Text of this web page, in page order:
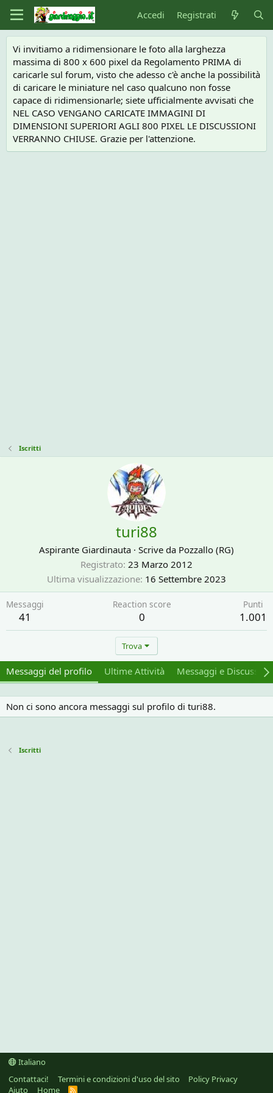
Accedi Registrati
Vi invitiamo a ridimensionare le foto alla larghezza
massima di 800 x 600 pixel da Regolamento PRIMA di
caricarle sul forum, visto che adesso c'è anche la possibilità
di caricare le miniature nel caso qualcuno non fosse
capace di ridimensionarle; siete ufficialmente avvisati che
NEL CASO VENGANO CARICATE IMMAGINI DI
DIMENSIONI SUPERIORI AGLI 800 PIXEL LE DISCUSSIONI
VERRANNO CHIUSE. Grazie per l'attenzione.
Iscritti
turi88
Aspirante Giardinauta · Scrive da Pozzallo (RG)
Registrato 23 Marzo 2012
Ultima visualizzazione 16 Settembre 2023
Messaggi
41
Reaction score
0
Punti
1.001
Trova
Messaggi del profilo Ultime Attività Messaggi e
Non ci sono ancora messaggi sul profilo di turi88.
Iscritti
Italiano
Contattaci!
Termini e condizioni d'uso del sito
Policy Privacy
Aiuto
Home R